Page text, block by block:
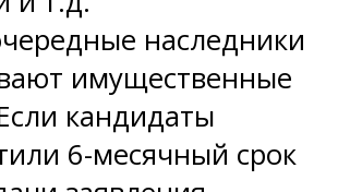
наследники
имущественные
кандидаты
6-месячный срок